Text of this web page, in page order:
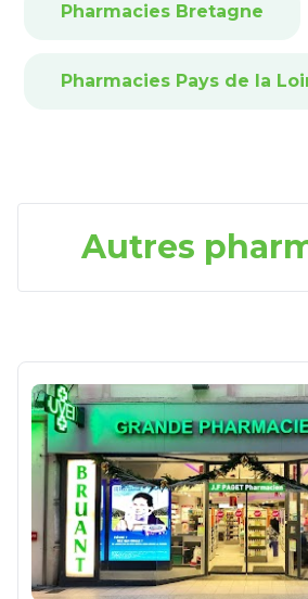
Pharmacies Bretagne
Pharmacies Pays de la
Autres